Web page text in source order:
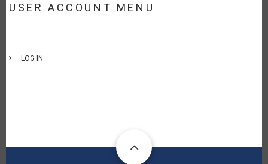
USER ACCOUNT MENU
LOG IN